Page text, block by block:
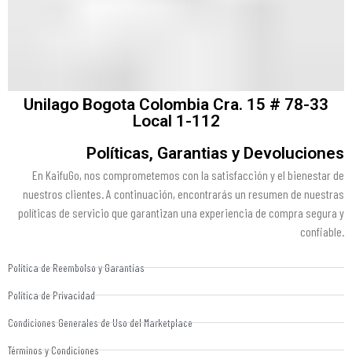
Unilago Bogota Colombia Cra. 15 # 78-33
Local 1-112
Políticas, Garantias y Devoluciones
En KaifuGo, nos comprometemos con la satisfacción y el bienestar de
nuestros clientes. A continuación, encontrarás un resumen de nuestras
políticas de servicio que garantizan una experiencia de compra segura y
confiable.
Política de Reembolso y Garantías
Política de Privacidad
Condiciones Generales de Uso del Marketplace
Términos y Condiciones